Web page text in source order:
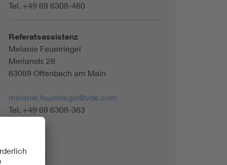
Tel. +49 69 6308-460
Referatsassistenz
Melanie Feuerriegel
Merianstr. 28
63069 Offenbach am Main
melanie.feuerriegel@vde.com
Tel. +49 69 6308-363
Themen